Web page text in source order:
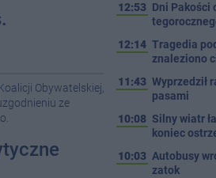
Obywatelskiej,
ze
12:53 Dni Pakości
12:14 Tragedia
znaleziono
11:43 Wyprzedził
pasami
10:08 Silny wiatr
koniec
10:03 Autobusy
zatok